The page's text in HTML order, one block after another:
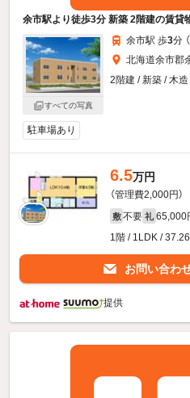
余市駅より徒歩3分 新築 2階建の賃貸
すべての写真
余市駅 歩3分
北海道余市郡
2階建 / 新築 / 木造
駐車場あり
6.5万円
（管理費2,000円）
敷 不要 礼 65,000
1階 / 1LDK /
お問い合わ
提供